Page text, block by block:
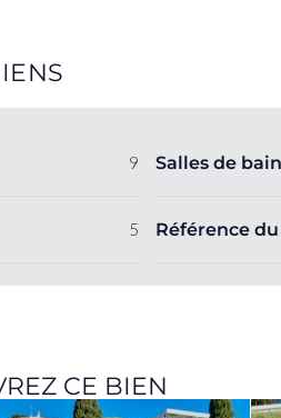
9
5
Salles de
Référence
CE BIEN